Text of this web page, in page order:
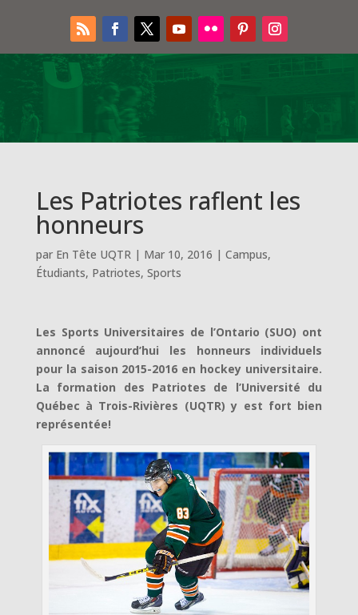
Les Patriotes raflent les
honneurs
par En Tête UQTR| Mar 10, 2016 | Campus,
Étudiants, Patriotes, Sports
Les Sports Universitaires de l’Ontario (SUO) ont
annoncé aujourd’hui les honneurs individuels
pour la saison 2015-2016 en hockey universitaire.
La formation des Patriotes de l’Université du
Québec à Trois-Rivières (UQTR) y est fort bien
représentée!